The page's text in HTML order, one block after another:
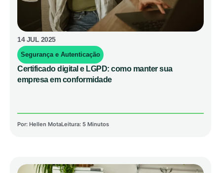
14 JUL 2025
Segurança e Autenticação
Certificado digital e LGPD: como manter sua
empresa em conformidade
Por: Hellen MotaLeitura: 5 Minutos